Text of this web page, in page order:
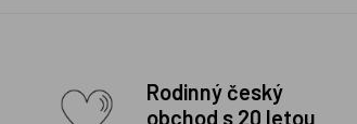
Rodinný český
obchod s 20 letou